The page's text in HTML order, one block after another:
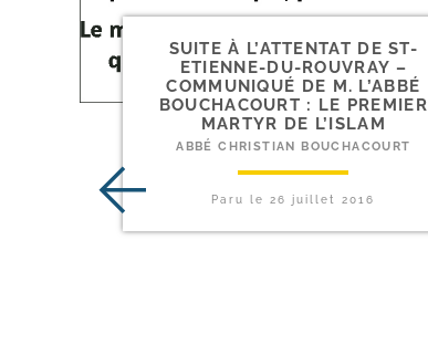
SUITE À L’ATTENTAT DE ST-​
ETIENNE-​DU-​ROUVRAY –
COMMUNIQUÉ DE M. L’ABBÉ
BOUCHACOURT : LE PREMIER
MARTYR DE L’ISLAM
ABBÉ CHRISTIAN BOUCHACOURT
Paru le26 juillet 2016